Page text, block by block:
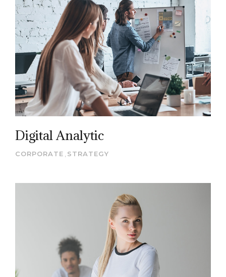
Digital Analytic
CORPORATE STRATEGY